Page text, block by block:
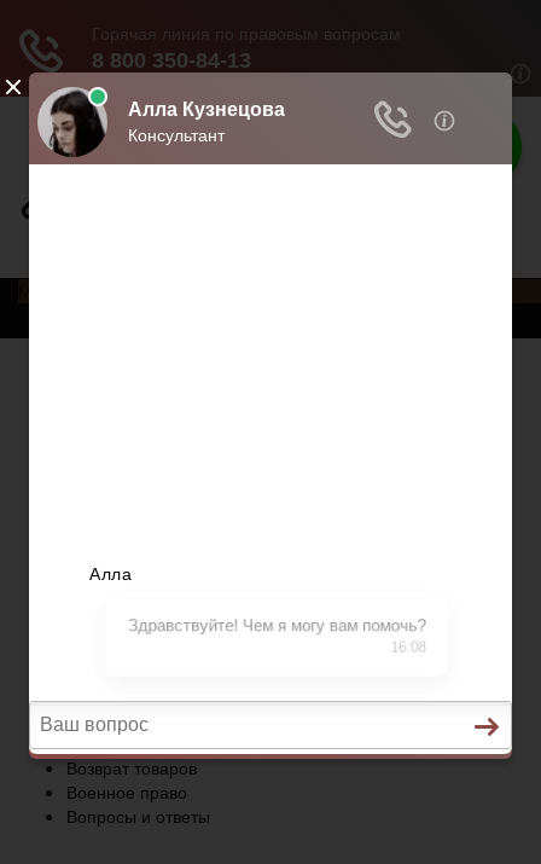
Права граждан
Военное право
Вопросы и ответы
Главная
Трудовое право
Предпринимательское право
Возврат товаров
Военное право
Вопросы и ответы